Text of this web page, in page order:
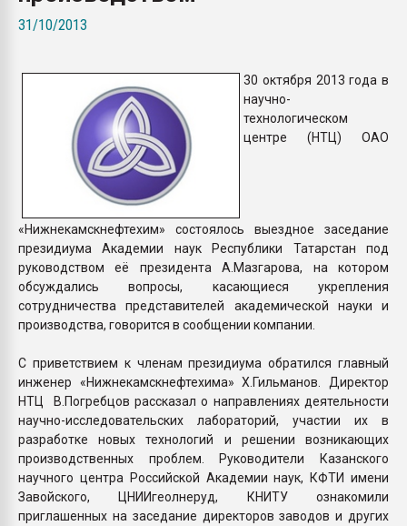
ПЕРЕЙТИ НА
31/10/2013
30 октября 2013 года в
научно-
технологическом
центре (НТЦ) ОАО
«Нижнекамскнефтехим» состоялось выездное заседание
президиума Академии наук Республики Татарстан под
руководством её президента А.Мазгарова, на котором
обсуждались вопросы, касающиеся укрепления
сотрудничества представителей академической науки и
производства, говорится в сообщении компании.
С приветствием к членам президиума обратился главный
инженер «Нижнекамскнефтехима» Х.Гильманов. Директор
НТЦ В.Погребцов рассказал о направлениях деятельности
научно-исследовательских лабораторий, участии их в
разработке новых технологий и решении возникающих
производственных проблем. Руководители Казанского
научного центра Российской Академии наук, КФТИ имени
Завойского, ЦНИИгеолнеруд, КНИТУ ознакомили
приглашенных на заседание директоров заводов и других